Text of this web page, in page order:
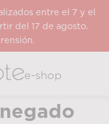
entre el 7 y el
del 17 de agosto.
e-shop